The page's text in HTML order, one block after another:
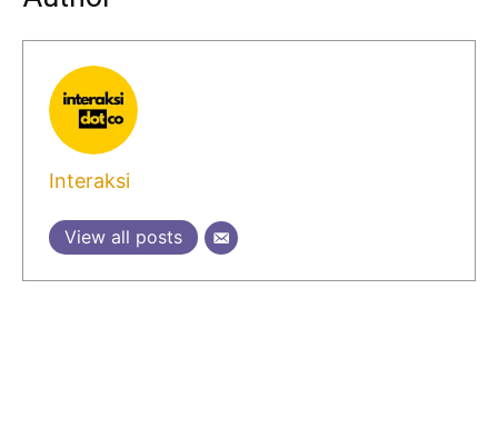
Interaksi
View all posts